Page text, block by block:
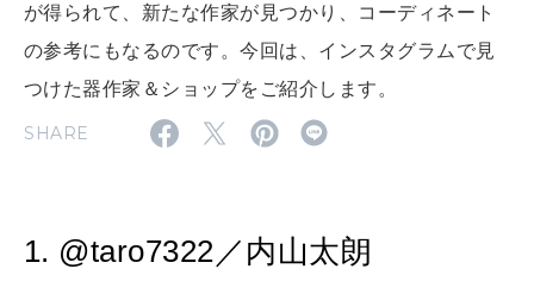
MAGAZINE
特集
2026年9月号「北海道 おいしく遊ぶ、夏のご褒美旅。」
が得られて、新たな作家が見つかり、コーディネート
の参考にもなるのです。今回は、インスタグラムで見
つけた器作家＆ショップをご紹介します。
SHARE
1. @taro7322／内山太朗